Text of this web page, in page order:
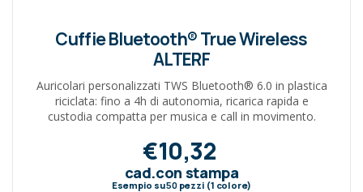
Cuffie Bluetooth® True Wireless
ALTERF
Auricolari personalizzati TWS Bluetooth® 6.0 in plastica
riciclata: fino a 4h di autonomia, ricarica rapida e
custodia compatta per musica e call in movimento.
€10,32
cad.con stampa
Esempio su50pezzi (1 colore)